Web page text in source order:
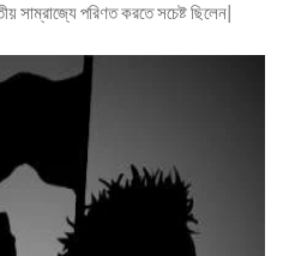
সাম্রাজ্যে পরিণত করতে সচেষ্ট ছিলেন|